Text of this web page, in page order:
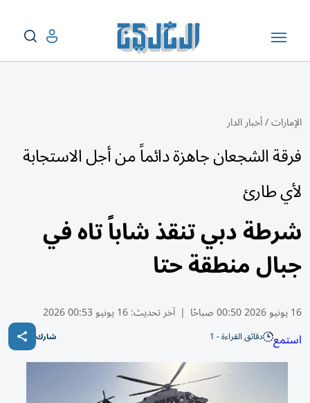
الإمارات/أخبار الدار
فرقة الشجعان جاهزة دائماً من أجل الاستجابة
لأي طارئ
شرطة دبي تنقذ شاباً تاه في
جبال منطقة حتا
16 يونيو 2026 00:50 صباحًا | آخر تحديث:16 يونيو 00:53 2026
استمع دقائق القراءة - 1 شارك